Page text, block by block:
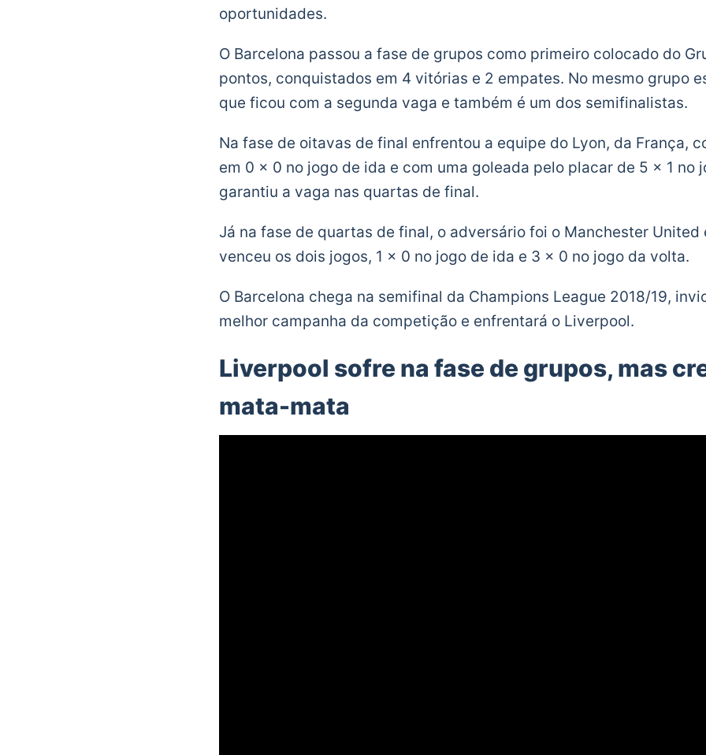
oportunidades.
O Barcelona passou a fase de grupos como primeiro colocado do
pontos, conquistados em 4 vitórias e 2 empates. No mesmo grupo
que ficou com a segunda vaga e também é um dos semifinalistas.
Na fase de oitavas de final enfrentou a equipe do Lyon, da França,
em 0 x 0 no jogo de ida e com uma goleada pelo placar de 5 x 1 no
garantiu a vaga nas quartas de final.
Já na fase de quartas de final, o adversário foi o Manchester United
venceu os dois jogos, 1 x 0 no jogo de ida e 3 x 0 no jogo da volta.
O Barcelona chega na semifinal da Champions League 2018/19,
melhor campanha da competição e enfrentará o Liverpool.
Liverpool sofre na fase de grupos, mas
mata-mata